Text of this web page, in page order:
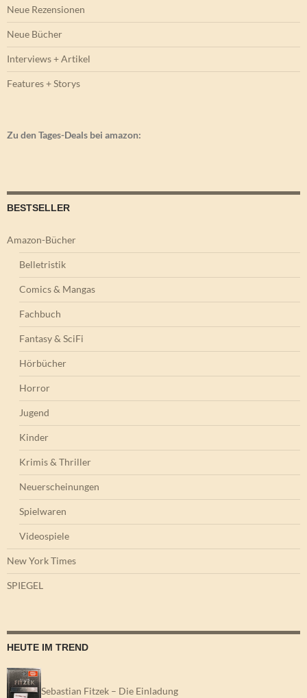
Neue Rezensionen
Neue Bücher
Interviews + Artikel
Features + Storys
Zu den Tages-Deals bei amazon:
BESTSELLER
Amazon-Bücher
Belletristik
Comics & Mangas
Fachbuch
Fantasy & SciFi
Hörbücher
Horror
Jugend
Kinder
Krimis & Thriller
Neuerscheinungen
Spielwaren
Videospiele
New York Times
SPIEGEL
HEUTE IM TREND
Sebastian Fitzek – Die Einladung